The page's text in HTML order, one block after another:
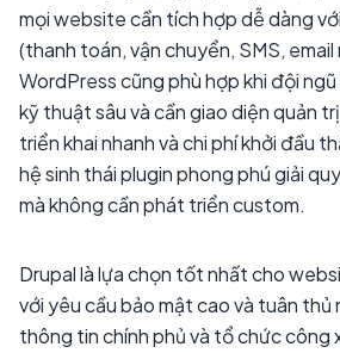
mọi website cần tích hợp dễ dàng
(thanh toán, vận chuyển, SMS,
WordPress cũng phù hợp khi đội
kỹ thuật sâu và cần giao diện quản
triển khai nhanh và chi phí khởi đầu
hệ sinh thái plugin phong phú giải
mà không cần phát triển custom.
Drupal là lựa chọn tốt nhất cho
với yêu cầu bảo mật cao và tuân thủ
thông tin chính phủ và tổ chức công